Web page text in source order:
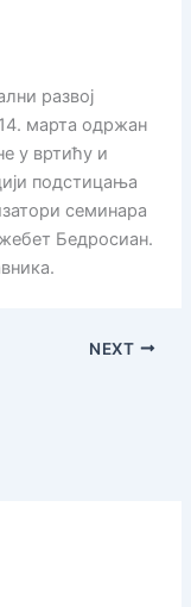
развој
марта одржан
у вртићу и
подстицања
семинара
Бедросиан.
NEXT